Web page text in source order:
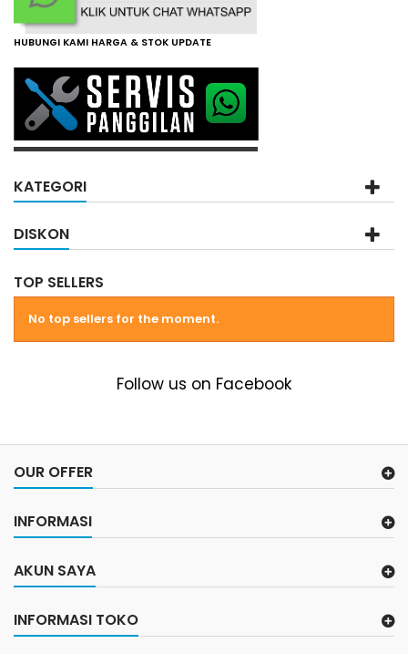
HUBUNGI KAMI HARGA & STOK UPDATE
KATEGORI
DISKON
TOP SELLERS
No top sellers for the moment.
Follow us on Facebook
OUR OFFER
INFORMASI
AKUN SAYA
INFORMASI TOKO